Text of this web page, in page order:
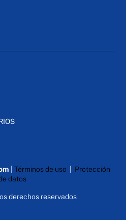
Términos de uso| Protección
datos
derechos reservados